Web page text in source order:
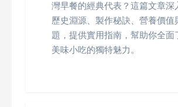
灣早餐的經典代表？這篇文章深
歷史淵源、製作秘訣、營養價值
題，提供實用指南，幫助你全面
美味小吃的獨特魅力。